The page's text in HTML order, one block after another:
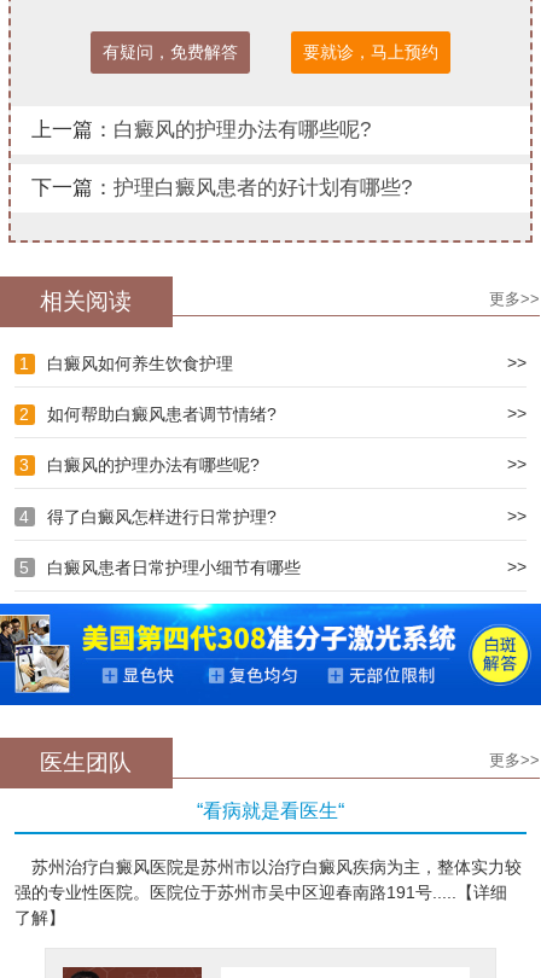
有疑问，免费解答 要就诊，马上预约
上一篇： 白癜风的护理办法有哪些呢?
下一篇： 护理白癜风患者的好计划有哪些?
相关阅读 更多>>
1 白癜风如何养生饮食护理 >>
2 如何帮助白癜风患者调节情绪? >>
3 白癜风的护理办法有哪些呢? >>
4 得了白癜风怎样进行日常护理? >>
5 白癜风患者日常护理小细节有哪些 >>
医生团队 更多>>
“看病就是看医生“
苏州治疗白癜风医院是苏州市以治疗白癜风疾病为主，整体实力较
强的专业性医院。医院位于苏州市吴中区迎春南路191号.....【详细
了解】